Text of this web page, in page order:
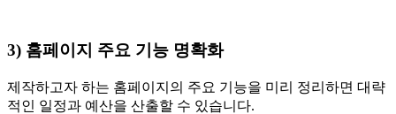
3) 홈페이지 주요 기능 명확화
제작하고자 하는 홈페이지의 주요 기능을 미리 정리하면 대략
적인 일정과 예산을 산출할 수 있습니다.